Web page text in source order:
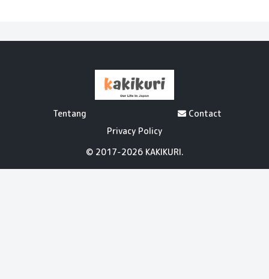
Tentang
Contact
Privacy Policy
© 2017-2026 KAKIKURI.